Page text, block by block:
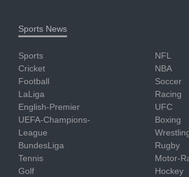
Sports News
Sports
Cricket
Football
LaLiga
English-Premier
UEFA-Champions-
League
BundesLiga
Tennis
Golf
NFL
NBA
Soccer
Racing
UFC
Boxing
Rugby
Motor-
Hockey